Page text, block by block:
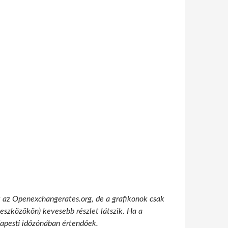
Openexchangerates.org, de a grafikonok csak
kevesebb részlet látszik. Ha a
időzónában értendőek.